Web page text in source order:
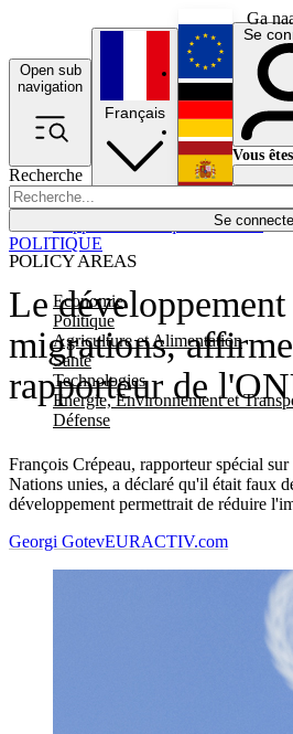
Ga
Open sub
navigation
Recherche
Se
POLICY AREAS
Economie
Politique
Agriculture et Alimentation
Santé
Technologies
Energie, Environnement et
Défense
Économie
Français
English
Deutsch
Español
Se
Vous
Le développement
migrations,
rapporteur de
François Crépeau, rapporteur spécial
Nations unies, a déclaré qu'il était faux
développement permettrait de réduire
POLITIQUE
Georgi GotevEURACTIV.com